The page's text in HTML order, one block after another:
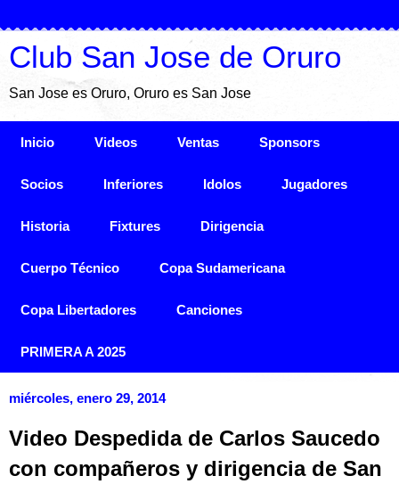
Club San Jose de Oruro
San Jose es Oruro, Oruro es San Jose
Inicio Videos Ventas Sponsors
Socios Inferiores Idolos Jugadores
Historia Fixtures Dirigencia
Cuerpo Técnico Copa Sudamericana
Copa Libertadores Canciones
PRIMERA A 2025
miércoles, enero 29, 2014
Video Despedida de Carlos Saucedo
con compañeros y dirigencia de San